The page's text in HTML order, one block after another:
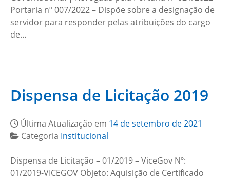
Portaria nº 007/2022 – Dispõe sobre a designação de
servidor para responder pelas atribuições do cargo
de…
Dispensa de Licitação 2019
Última Atualização em 14 de setembro de 2021
Categoria Institucional
Dispensa de Licitação – 01/2019 – ViceGov Nº:
01/2019-VICEGOV Objeto: Aquisição de Certificado